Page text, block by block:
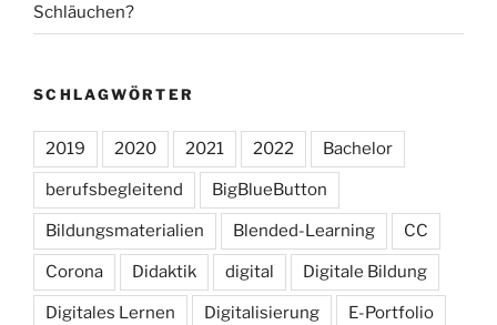
Schläuchen?
SCHLAGWÖRTER
2019 2020 2021 2022 Bachelor
berufsbegleitend BigBlueButton
Bildungsmaterialien Blended-Learning CC
Corona Didaktik digital Digitale Bildung
Digitales Lernen Digitalisierung E-Portfolio